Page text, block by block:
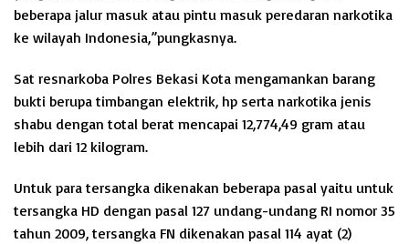
beberapa jalur masuk atau pintu masuk peredaran narkotika
ke wilayah Indonesia,”pungkasnya.
Sat resnarkoba Polres Bekasi Kota mengamankan barang
bukti berupa timbangan elektrik, hp serta narkotika jenis
shabu dengan total berat mencapai 12,774,49 gram atau
lebih dari 12 kilogram.
Untuk para tersangka dikenakan beberapa pasal yaitu untuk
tersangka HD dengan pasal 127 undang-undang RI nomor 35
tahun 2009, tersangka FN dikenakan pasal 114 ayat (2)